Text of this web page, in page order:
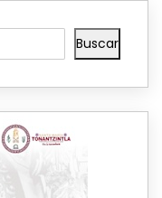
Buscar